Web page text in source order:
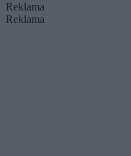
Reklama
Reklama